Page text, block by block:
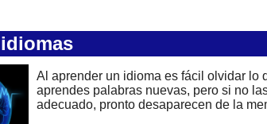
Al aprender un idioma es fácil olvidar lo
aprendes palabras nuevas, pero si no
adecuado, pronto desaparecen de la